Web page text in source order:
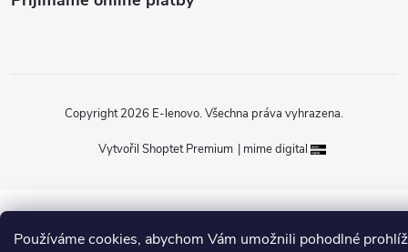
Používáme cookies, abychom Vám umožnili pohodlné
Vytvořil Shoptet Premium | mime digital
Copyright 2026 E-lenovo. Všechna práva vyhrazena.